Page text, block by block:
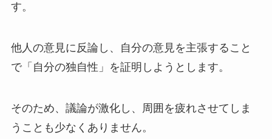
す。
他人の意見に反論し、自分の意見を主張すること
で「自分の独自性」を証明しようとします。
そのため、議論が激化し、周囲を疲れさせてしま
うことも少なくありません。